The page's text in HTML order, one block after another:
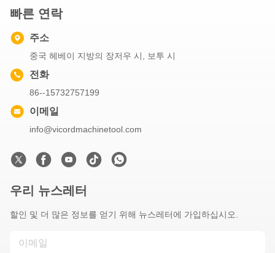
빠른 연락
주소
중국 헤베이 지방의 장저우 시, 보투 시
전화
86--15732757199
이메일
info@vicordmachinetool.com
우리 뉴스레터
할인 및 더 많은 정보를 얻기 위해 뉴스레터에 가입하십시오.